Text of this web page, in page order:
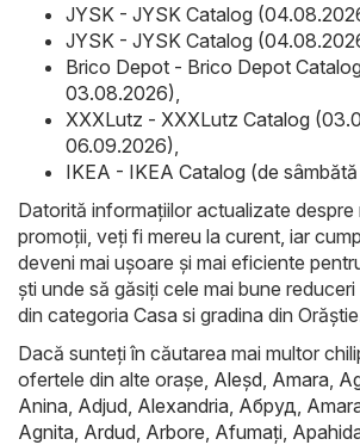
JYSK - JYSK Catalog
JYSK - JYSK Catalog
Brico Depot - Brico Depot
03.08.2026)
XXXLutz - XXXLutz Catalog
06.09.2026)
IKEA - IKEA Catalog (de
Datorită informațiilor actualizate despre
promoții, veți fi mereu la curent, iar
deveni mai ușoare și mai eficiente
ști unde să găsiți cele mai bune
din categoria Casa si gradina din
Dacă sunteți în căutarea mai multor
ofertele din alte orașe, Aleşd Amara
Anina Adjud Alexandria Абруд
Agnita Ardud Arbore Afumaţi